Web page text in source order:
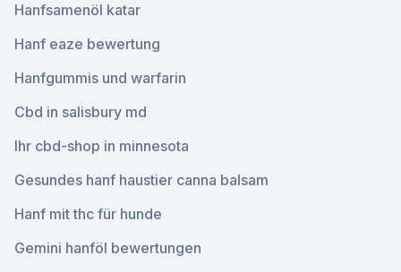
Hanfsamenöl katar
Hanf eaze bewertung
Hanfgummis und warfarin
Cbd in salisbury md
Ihr cbd-shop in minnesota
Gesundes hanf haustier canna balsam
Hanf mit thc für hunde
Gemini hanföl bewertungen